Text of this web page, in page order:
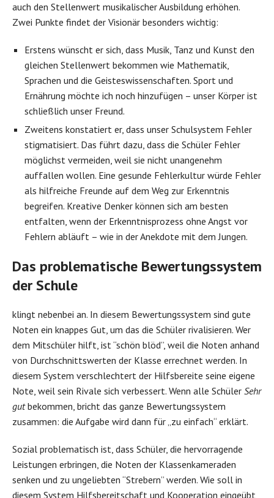
auch den Stellenwert musikalischer Ausbildung erhöhen.
Zwei Punkte findet der Visionär besonders wichtig:
Erstens wünscht er sich, dass Musik, Tanz und Kunst den
gleichen Stellenwert bekommen wie Mathematik,
Sprachen und die Geisteswissenschaften. Sport und
Ernährung möchte ich noch hinzufügen – unser Körper ist
schließlich unser Freund.
Zweitens konstatiert er, dass unser Schulsystem Fehler
stigmatisiert. Das führt dazu, dass die Schüler Fehler
möglichst vermeiden, weil sie nicht unangenehm
auffallen wollen. Eine gesunde Fehlerkultur würde Fehler
als hilfreiche Freunde auf dem Weg zur Erkenntnis
begreifen. Kreative Denker können sich am besten
entfalten, wenn der Erkenntnisprozess ohne Angst vor
Fehlern abläuft – wie in der Anekdote mit dem Jungen.
Das problematische Bewertungssystem
der Schule
klingt nebenbei an. In diesem Bewertungssystem sind gute
Noten ein knappes Gut, um das die Schüler rivalisieren. Wer
dem Mitschüler hilft, ist “schön blöd”, weil die Noten anhand
von Durchschnittswerten der Klasse errechnet werden. In
diesem System verschlechtert der Hilfsbereite seine eigene
Note, weil sein Rivale sich verbessert. Wenn alle Schüler Sehr
gutbekommen, bricht das ganze Bewertungssystem
zusammen: die Aufgabe wird dann für „zu einfach“ erklärt.
Sozial problematisch ist, dass Schüler, die hervorragende
Leistungen erbringen, die Noten der Klassenkameraden
senken und zu ungeliebten “Strebern” werden. Wie soll in
diesem System Hilfsbereitschaft und Kooperation eingeübt